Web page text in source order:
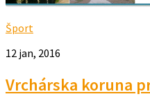
Šport
12 jan, 2016
Vrchárska koruna